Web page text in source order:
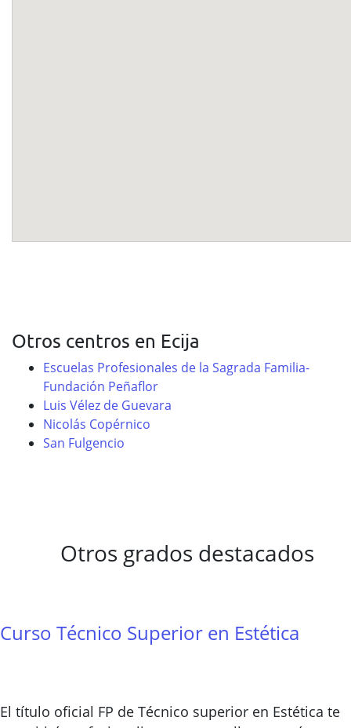
Otros centros en Ecija
Escuelas Profesionales de la Sagrada Familia-
Fundación Peñaflor
Luis Vélez de Guevara
Nicolás Copérnico
San Fulgencio
Otros grados destacados
Curso Técnico Superior en Estética
El título oficial FP de Técnico superior en Estética te